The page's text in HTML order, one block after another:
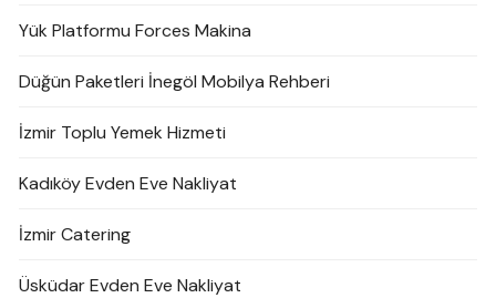
Yük Platformu Forces Makina
Düğün Paketleri İnegöl Mobilya Rehberi
İzmir Toplu Yemek Hizmeti
Kadıköy Evden Eve Nakliyat
İzmir Catering
Üsküdar Evden Eve Nakliyat